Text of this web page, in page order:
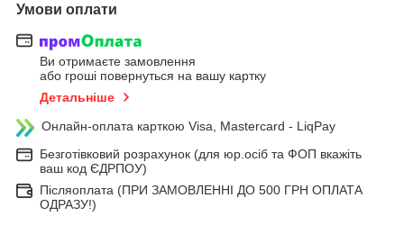
Умови оплати
Ви отримаєте замовлення
або гроші повернуться на вашу картку
Детальніше
Онлайн-оплата карткою Visa, Mastercard - LiqPay
Безготівковий розрахунок (для юр.осіб та ФОП вкажіть
ваш код ЄДРПОУ)
Післяоплата (ПРИ ЗАМОВЛЕННІ ДО 500 ГРН ОПЛАТА
ОДРАЗУ!)